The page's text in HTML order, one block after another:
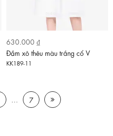
630.000 ₫
Đầm xô thêu màu trắng cổ V
KK189-11
7